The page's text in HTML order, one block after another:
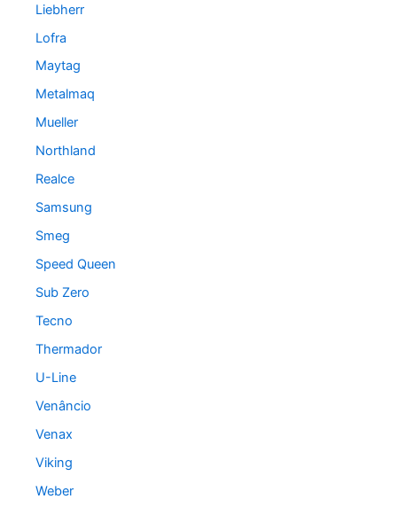
Liebherr
Lofra
Maytag
Metalmaq
Mueller
Northland
Realce
Samsung
Smeg
Speed Queen
Sub Zero
Tecno
Thermador
U-Line
Venâncio
Venax
Viking
Weber